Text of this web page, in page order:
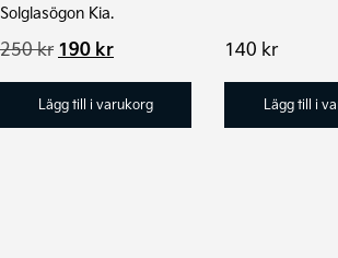
Solglasögon Kia.
250kr Det
var:
250 kr.
190 krDet
är:
190 kr.
Lägg till i varukorg
140 kr
Lägg till i